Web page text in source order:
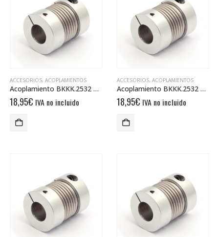
ACCESORIOS, ACOPLAMIENTOS
Acoplamiento BKKK.2532 6/8
18,95€ IVA no incluido
ACCESORIOS, ACOPLAMIENTOS
Acoplamiento BKKK.2532 8/12
18,95€ IVA no incluido